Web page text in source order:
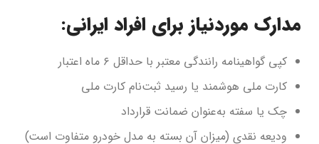
مدارک موردنیاز برای افراد ایرانی:
کپی گواهینامه رانندگی معتبر با حداقل ۶ ماه اعتبار
کارت ملی هوشمند یا رسید ثبت‌نام کارت ملی
چک یا سفته به‌عنوان ضمانت قرارداد
ودیعه نقدی (میزان آن بسته به مدل خودرو متفاوت است)